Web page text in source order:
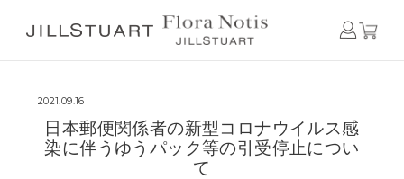
日本郵便関係者の新型コロナウイルス感染に伴うゆうパック等の引受停止
2021.09.16
日本郵便関係者の新型コロナウイルス感
染に伴うゆうパック等の引受停止につい
て